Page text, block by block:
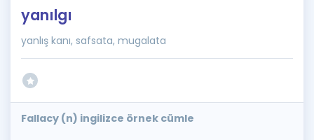
İngilizce Gramer
yanılgı
yanlış kanı, safsata, mugalata
Fallacy (n) ingilizce örnek cümle